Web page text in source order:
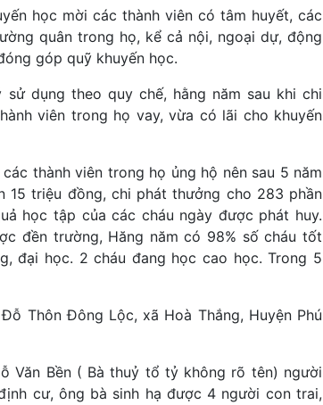
học mời các thành viên có tâm huyết, các
quân trong họ, kể cả nội, ngoại dự, động
góp quỹ khuyến học.
dụng theo quy chế, hằng năm sau khi chi
viên trong họ vay, vừa có lãi cho khuyến
thành viên trong họ ủng hộ nên sau 5 năm
15 triệu đồng, chi phát thưởng cho 283 phần
học tập của các cháu ngày được phát huy.
đền trường, Hăng năm có 98% số cháu tốt
đại học. 2 cháu đang học cao học. Trong 5
Thôn Đông Lộc, xã Hoà Thắng, Huyện Phú
Văn Bền ( Bà thuỷ tổ tỷ không rõ tên) người
cư, ông bà sinh hạ được 4 người con trai,